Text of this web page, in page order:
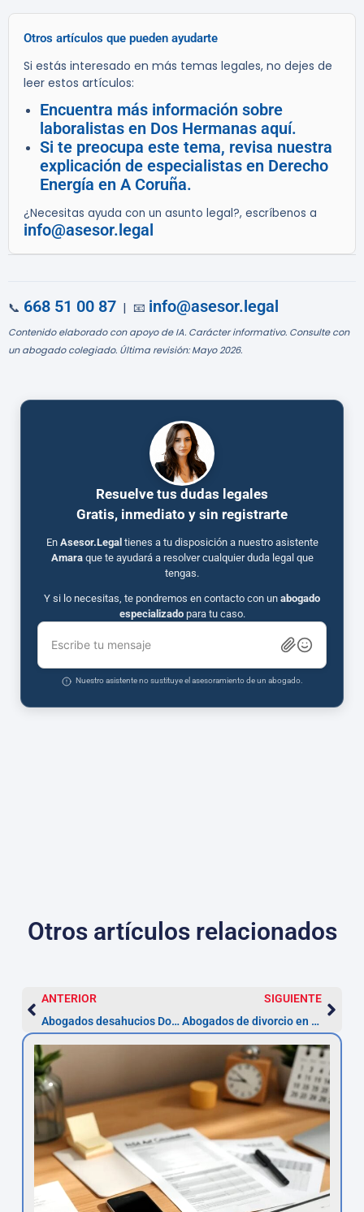
Otros artículos que pueden ayudarte
Si estás interesado en más temas legales, no dejes de
leer estos artículos:
Encuentra más información sobre
laboralistas en Dos Hermanas aquí.
Si te preocupa este tema, revisa nuestra
explicación de especialistas en Derecho
Energía en A Coruña.
¿Necesitas ayuda con un asunto legal?, escríbenos a
info@asesor.legal
📞 668 51 00 87 | 📧 info@asesor.legal
Contenido elaborado con apoyo de IA. Carácter informativo. Consulte con
un abogado colegiado. Última revisión: Mayo 2026.
Resuelve tus dudas legales
Gratis, inmediato y sin registrarte
En Asesor.Legal tienes a tu disposición a nuestro asistente
Amaraque te ayudará a resolver cualquier duda legal que
tengas.
Y si lo necesitas, te pondremos en contacto con un abogado
especializadopara tu caso.
Escribe tu mensaje
Nuestro asistente no sustituye el asesoramiento de un abogado.
Otros artículos relacionados
ANTERIOR
Abogados desahucios Dos Hermanas: proceso y plazos rápidos
SIGUIENTE
Abogados de divorcio en Dos Hermanas: pasos y plazos